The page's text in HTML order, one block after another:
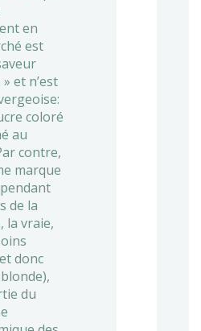
en
est
et n’est
coloré
au
contre,
marque
de la
la vraie,
donc
du